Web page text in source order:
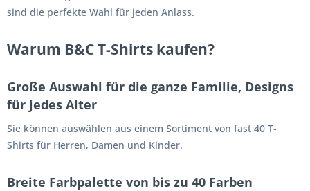
sind die perfekte Wahl für jeden Anlass.
Warum B&C T-Shirts kaufen?
Große Auswahl für die ganze Familie, Designs
für jedes Alter
Sie können auswählen aus einem Sortiment von fast 40 T-
Shirts für Herren, Damen und Kinder.
Breite Farbpalette von bis zu 40 Farben